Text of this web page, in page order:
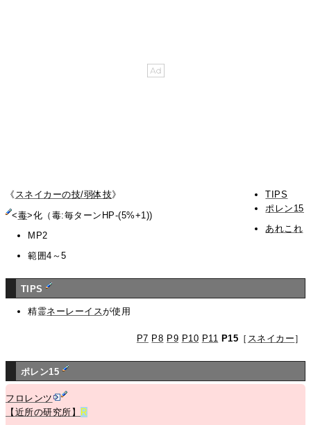
《 スネイカーの技/弱体技》
<毒>化（毒:毎ターンHP-(5%+1))
MP2
範囲4～5
TIPS
ポレン15
あれこれ
TIPS
精霊ネーレーイスが使用
P7 P8 P9 P10 P11 P15 ［ スネイカー ］
ポレン15
フロレンツ
【近所の研究所】 R